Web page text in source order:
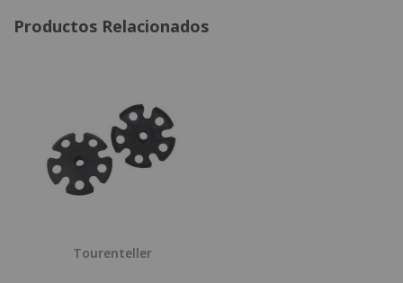
Productos Relacionados
Tourenteller